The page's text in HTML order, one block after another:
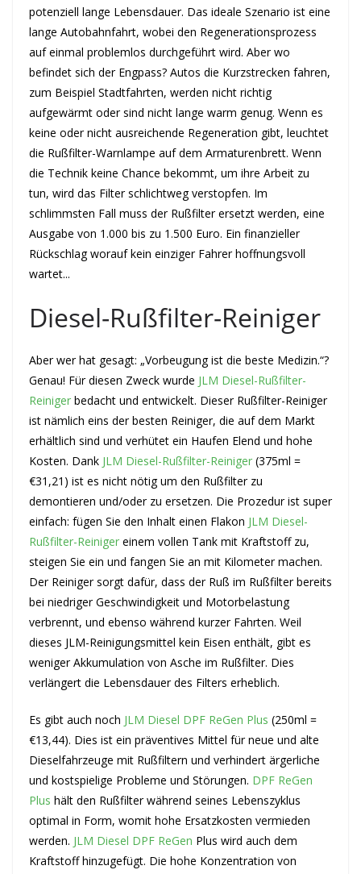
potenziell lange Lebensdauer. Das ideale Szenario ist eine
lange Autobahnfahrt, wobei den Regenerationsprozess
auf einmal problemlos durchgeführt wird. Aber wo
befindet sich der Engpass? Autos die Kurzstrecken fahren,
zum Beispiel Stadtfahrten, werden nicht richtig
aufgewärmt oder sind nicht lange warm genug. Wenn es
keine oder nicht ausreichende Regeneration gibt, leuchtet
die Rußfilter-Warnlampe auf dem Armaturenbrett. Wenn
die Technik keine Chance bekommt, um ihre Arbeit zu
tun, wird das Filter schlichtweg verstopfen. Im
schlimmsten Fall muss der Rußfilter ersetzt werden, eine
Ausgabe von 1.000 bis zu 1.500 Euro. Ein finanzieller
Rückschlag worauf kein einziger Fahrer hoffnungsvoll
wartet...
Diesel-Rußfilter-Reiniger
Aber wer hat gesagt: „Vorbeugung ist die beste Medizin.“?
Genau! Für diesen Zweck wurde JLM Diesel-Rußfilter-
Reiniger bedacht und entwickelt. Dieser Rußfilter-Reiniger
ist nämlich eins der besten Reiniger, die auf dem Markt
erhältlich sind und verhütet ein Haufen Elend und hohe
Kosten. Dank JLM Diesel-Rußfilter-Reiniger (375ml =
€31,21) ist es nicht nötig um den Rußfilter zu
demontieren und/oder zu ersetzen. Die Prozedur ist super
einfach: fügen Sie den Inhalt einen Flakon JLM Diesel-
Rußfilter-Reiniger einem vollen Tank mit Kraftstoff zu,
steigen Sie ein und fangen Sie an mit Kilometer machen.
Der Reiniger sorgt dafür, dass der Ruß im Rußfilter bereits
bei niedriger Geschwindigkeit und Motorbelastung
verbrennt, und ebenso während kurzer Fahrten. Weil
dieses JLM-Reinigungsmittel kein Eisen enthält, gibt es
weniger Akkumulation von Asche im Rußfilter. Dies
verlängert die Lebensdauer des Filters erheblich.
Es gibt auch noch JLM Diesel DPF ReGen Plus (250ml =
€13,44). Dies ist ein präventives Mittel für neue und alte
Dieselfahrzeuge mit Rußfiltern und verhindert ärgerliche
und kostspielige Probleme und Störungen. DPF ReGen
Plus hält den Rußfilter während seines Lebenszyklus
optimal in Form, womit hohe Ersatzkosten vermieden
werden. JLM Diesel DPF ReGen Plus wird auch dem
Kraftstoff hinzugefügt. Die hohe Konzentration von